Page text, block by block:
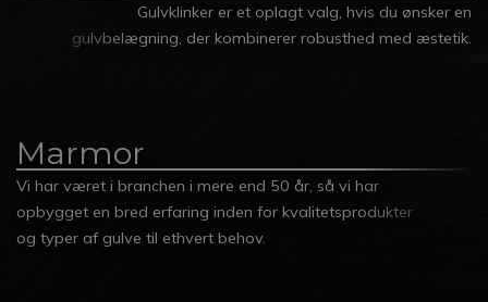
Gulvklinker er et oplagt valg, hvis du ønsker en
gulvbelægning, der kombinerer robusthed med æstetik.
Marmor
Vi har været i branchen i mere end 50 år, så vi har
opbygget en bred erfaring inden for kvalitetsprodukter
og typer af gulve til ethvert behov.